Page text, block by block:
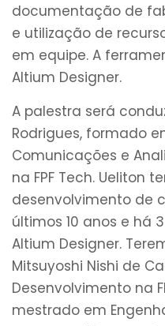
documentação de
e utilização de
em equipe. A
Altium Designer.
A palestra será
Rodrigues, formado
Comunicações e
na FPF Tech. Ueliton
desenvolvimento de
últimos 10 anos e há
Altium Designer.
Mitsuyoshi Nishi de
Desenvolvimento na
mestrado em